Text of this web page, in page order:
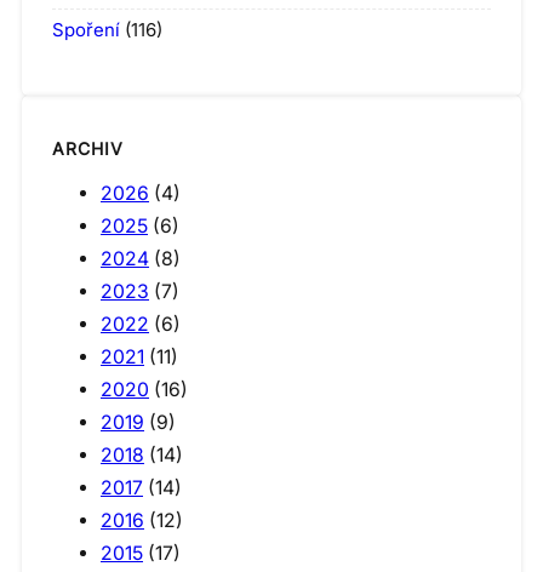
Spoření (116)
ARCHIV
2026 (4)
2025 (6)
2024 (8)
2023 (7)
2022 (6)
2021 (11)
2020 (16)
2019 (9)
2018 (14)
2017 (14)
2016 (12)
2015 (17)